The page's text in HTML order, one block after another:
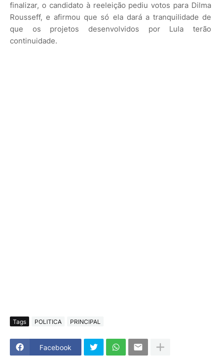
finalizar, o candidato à reeleição pediu votos para Dilma
Rousseff, e afirmou que só ela dará a tranquilidade de
que os projetos desenvolvidos por Lula terão
continuidade.
Tags POLITICA PRINCIPAL
Facebook